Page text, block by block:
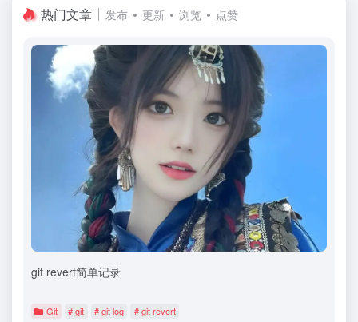
热门文章 发布 更新 浏览 点赞
git revert简单记录
Git # git # git log # git revert